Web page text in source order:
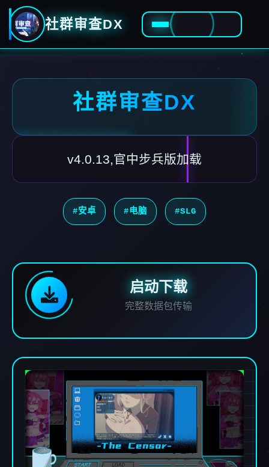
社群审查DX
社群审查DX
v4.0.13,官中步兵版加载
#安卓 #电脑 #SLG
启动下载
完整数据包传输